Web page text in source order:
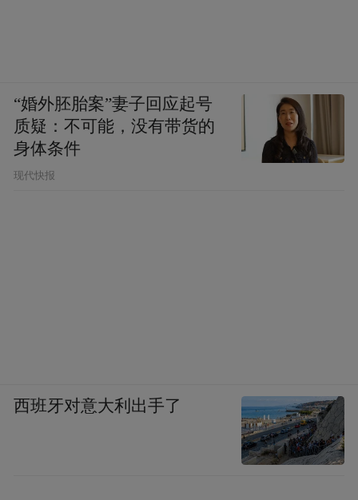
“婚外胚胎案”妻子回应起号
质疑：不可能，没有带货的
身体条件
现代快报
西班牙对意大利出手了